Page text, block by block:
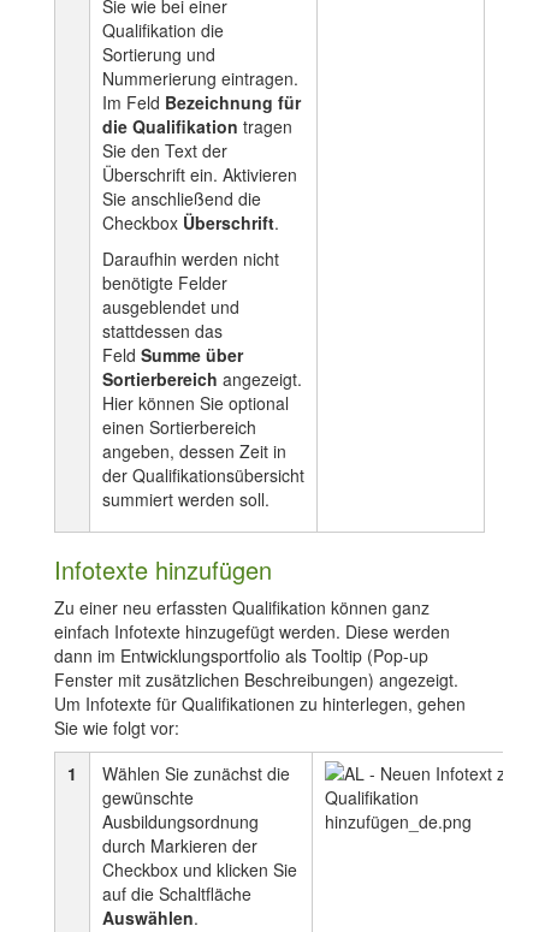
Sie wie bei einer
Qualifikation die
Sortierung und
Nummerierung eintragen.
Im Feld Bezeichnung für
die Qualifikation tragen
Sie den Text der
Überschrift ein. Aktivieren
Sie anschließend die
Checkbox Überschrift.
Daraufhin werden nicht
benötigte Felder
ausgeblendet und
stattdessen das
Feld Summe über
Sortierbereich angezeigt.
Hier können Sie optional
einen Sortierbereich
angeben, dessen Zeit in
der Qualifikationsübersicht
summiert werden soll.
Infotexte hinzufügen
Zu einer neu erfassten Qualifikation können ganz
einfach Infotexte hinzugefügt werden. Diese werden
dann im Entwicklungsportfolio als Tooltip (Pop-up
Fenster mit zusätzlichen Beschreibungen) angezeigt.
Um Infotexte für Qualifikationen zu hinterlegen, gehen
Sie wie folgt vor:
1
Wählen Sie zunächst die
gewünschte
Ausbildungsordnung
durch Markieren der
Checkbox und klicken Sie
auf die Schaltfläche
Auswählen.